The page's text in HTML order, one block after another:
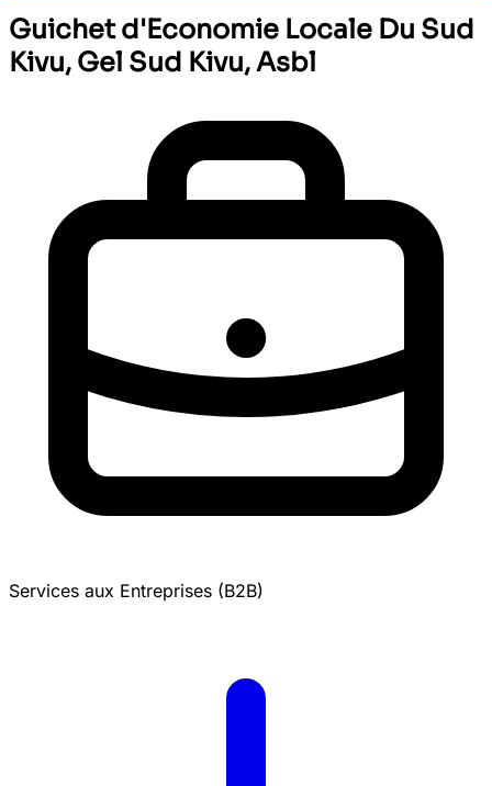
Guichet d'Economie Locale Du Sud
Kivu, Gel Sud Kivu, Asbl
Services aux Entreprises (B2B)